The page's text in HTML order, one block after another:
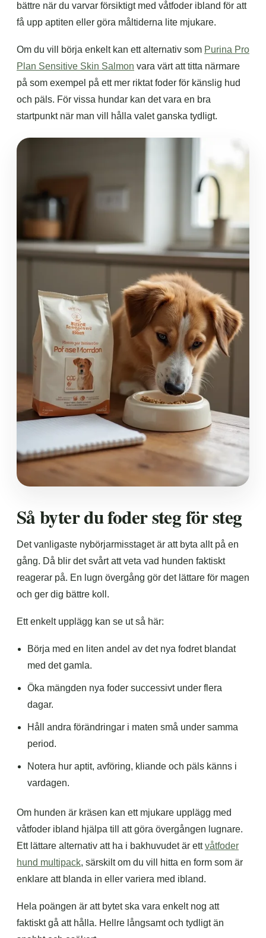
bättre när du varvar försiktigt med våtfoder ibland för att
få upp aptiten eller göra måltiderna lite mjukare.
Om du vill börja enkelt kan ett alternativ som Purina Pro
Plan Sensitive Skin Salmon vara värt att titta närmare
på som exempel på ett mer riktat foder för känslig hud
och päls. För vissa hundar kan det vara en bra
startpunkt när man vill hålla valet ganska tydligt.
Så byter du foder steg för steg
Det vanligaste nybörjarmisstaget är att byta allt på en
gång. Då blir det svårt att veta vad hunden faktiskt
reagerar på. En lugn övergång gör det lättare för magen
och ger dig bättre koll.
Ett enkelt upplägg kan se ut så här:
Börja med en liten andel av det nya fodret blandat
med det gamla.
Öka mängden nya foder successivt under flera
dagar.
Håll andra förändringar i maten små under samma
period.
Notera hur aptit, avföring, kliande och päls känns i
vardagen.
Om hunden är kräsen kan ett mjukare upplägg med
våtfoder ibland hjälpa till att göra övergången lugnare.
Ett lättare alternativ att ha i bakhuvudet är ettvåtfoder
hund multipack, särskilt om du vill hitta en form som är
enklare att blanda in eller variera med ibland.
Hela poängen är att bytet ska vara enkelt nog att
faktiskt gå att hålla. Hellre långsamt och tydligt än